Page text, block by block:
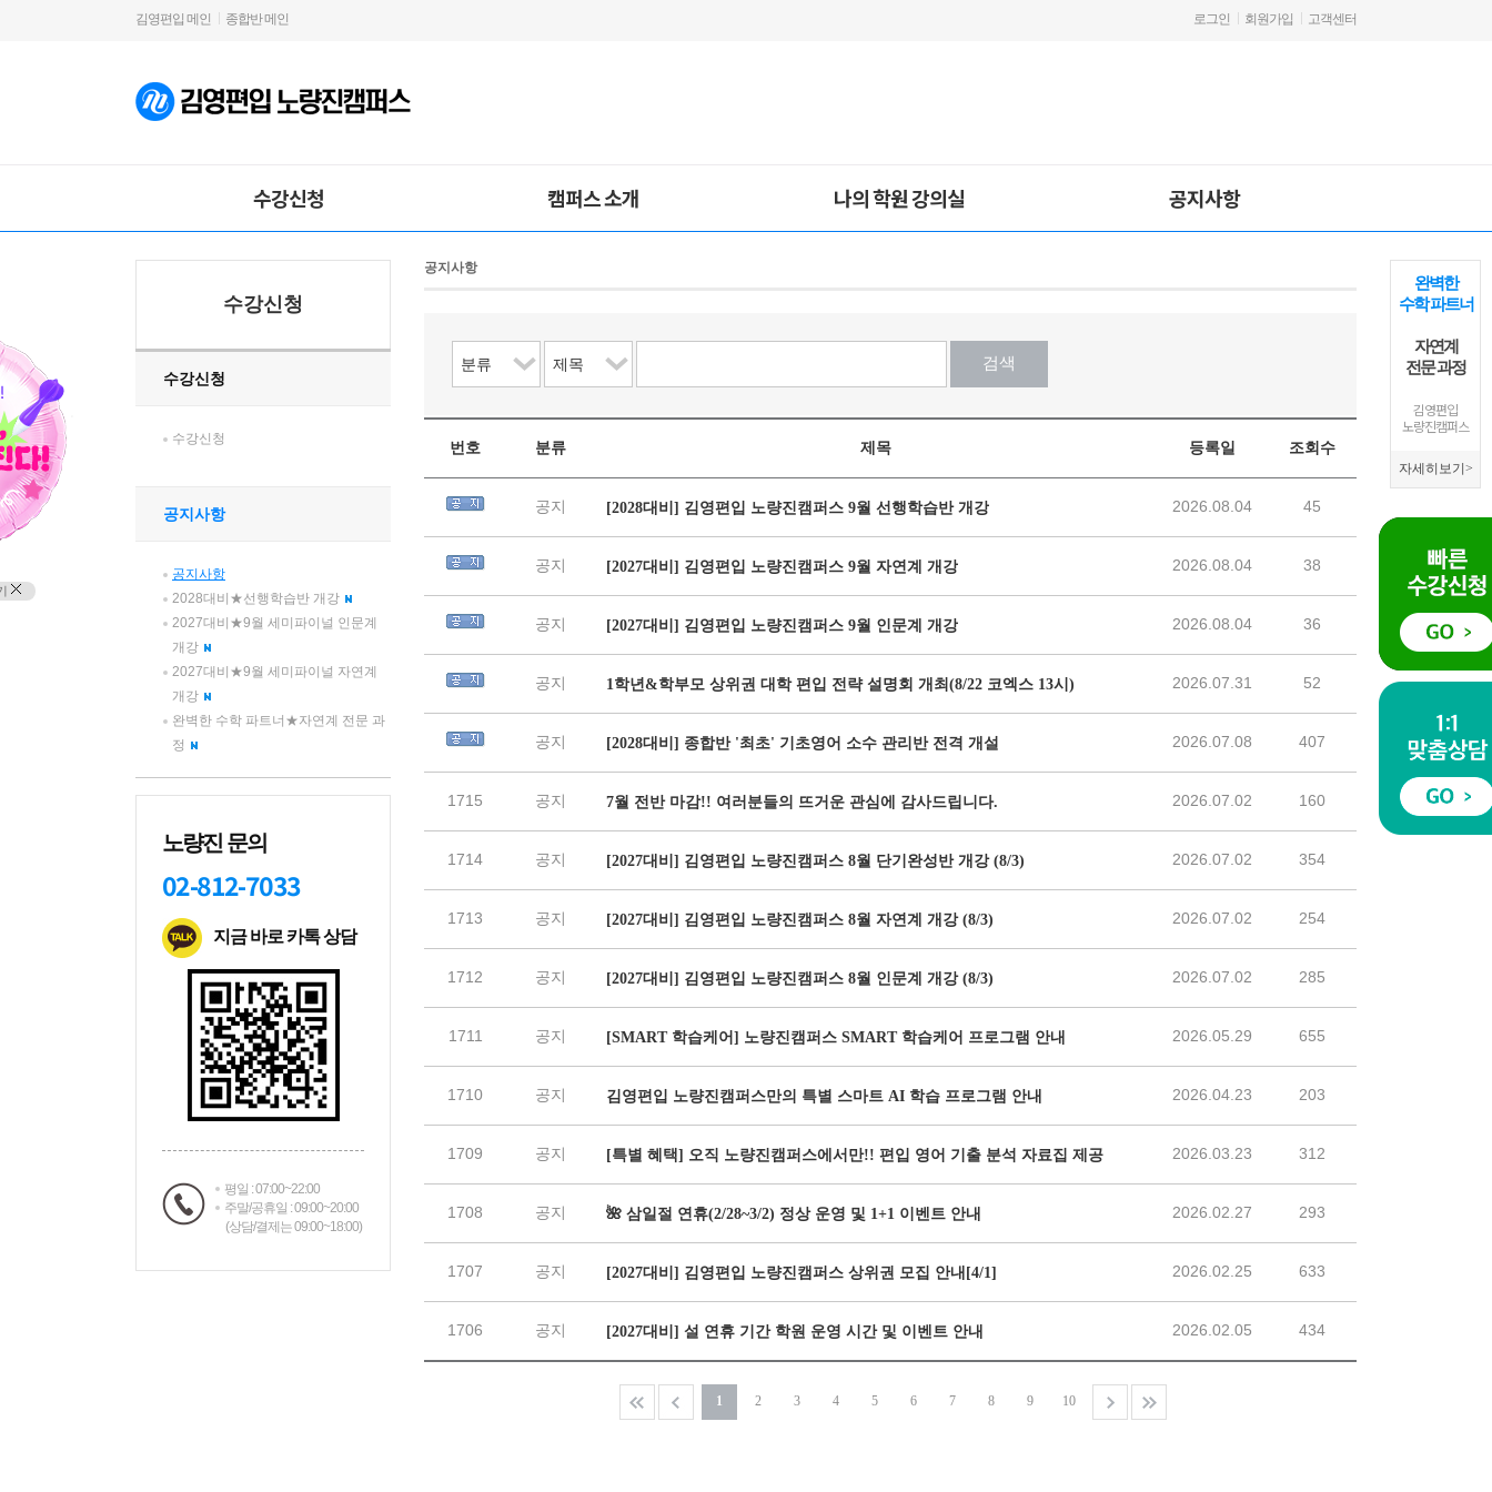
김영편입 메인 종합반 메인 로그인 회원가입 고객센터
수강신청 캠퍼스 소개 나의 학원 강의실 공지사항
완벽한
수학 파트너
자연계
전문 과정
김영편입
노량진캠퍼스
자세히보기>
수강신청
수강신청
수강신청
공지사항
공지사항
2028대비★선행학습반 개강
2027대비★9월 세미파이널 인문계
개강
2027대비★9월 세미파이널 자연계
개강
완벽한 수학 파트너★자연계 전문 과
정
노량진 문의
02-812-7033
지금 바로 카톡 상담
평일 : 07:00~22:00
주말/공휴일 : 09:00~20:00
(상담/결제는 09:00~18:00)
공지사항